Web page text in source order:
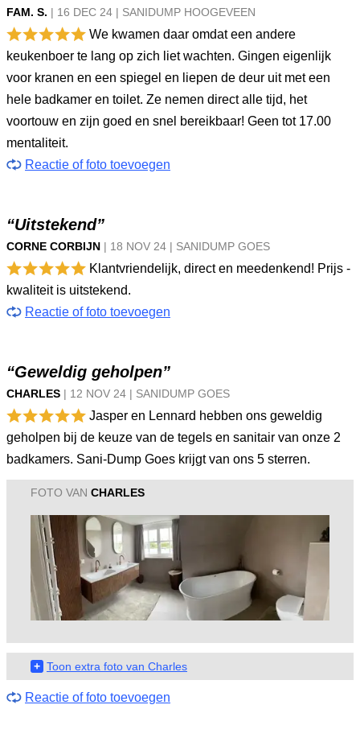
FAM. S. | 16 DEC 24 | SANIDUMP HOOGEVEEN
We kwamen daar omdat een andere
keukenboer te lang op zich liet wachten. Gingen eigenlijk
voor kranen en een spiegel en liepen de deur uit met een
hele badkamer en toilet. Ze nemen direct alle tijd, het
voortouw en zijn goed en snel bereikbaar! Geen tot 17.00
mentaliteit.
Reactie of foto toevoegen
“Uitstekend”
CORNE CORBIJN | 18 NOV 24 | SANIDUMP GOES
Klantvriendelijk, direct en meedenkend! Prijs -
kwaliteit is uitstekend.
Reactie of foto toevoegen
“Geweldig geholpen”
CHARLES | 12 NOV 24 | SANIDUMP GOES
Jasper en Lennard hebben ons geweldig
geholpen bij de keuze van de tegels en sanitair van onze 2
badkamers. Sani-Dump Goes krijgt van ons 5 sterren.
FOTO VAN CHARLES
+ Toon extra foto van Charles
Reactie of foto toevoegen